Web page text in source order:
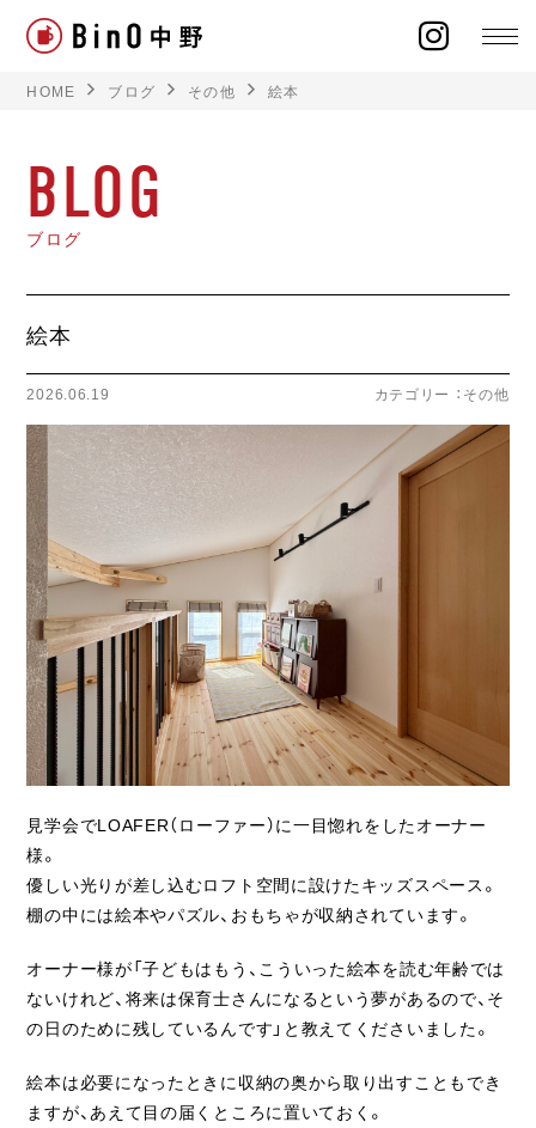
ラインナップ
オーナー様の声
モデルハウス
ライフスタイル
クオリティ
お知らせ
ブログ
会社概要
スタッフ紹介
採用情報
HOME ブログ その他 絵本
BLOG
ブログ
絵本
2026.06.19 カテゴリー ： その他
見学会でLOAFER（ローファー）に一目惚れをしたオーナー
様。
優しい光りが差し込むロフト空間に設けたキッズスペース。
棚の中には絵本やパズル、おもちゃが収納されています。
オーナー様が「子どもはもう、こういった絵本を読む年齢では
ないけれど、将来は保育士さんになるという夢があるので、そ
の日のために残しているんです」と教えてくださいました。
絵本は必要になったときに収納の奥から取り出すこともでき
ますが、あえて目の届くところに置いておく。